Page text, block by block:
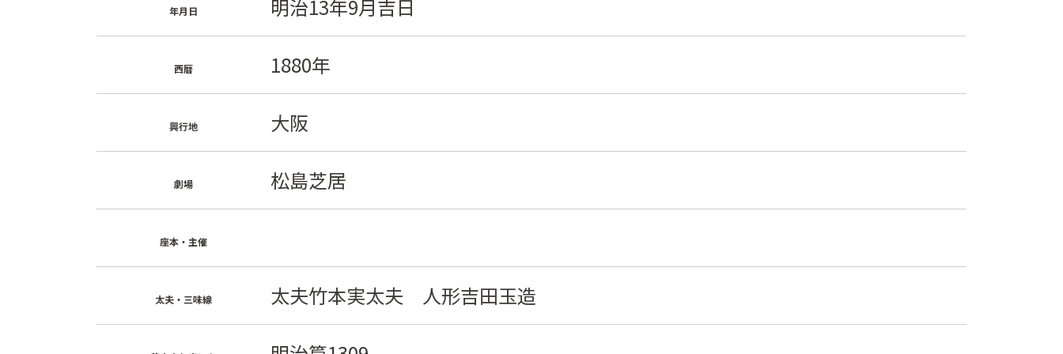
年月日 明治13年9月吉日
西暦 1880年
興行地 大阪
劇場 松島芝居
座本・主催
太夫・三味線 太夫竹本実太夫 人形吉田玉造